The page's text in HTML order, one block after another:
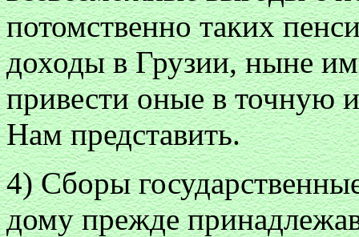
потомственно таких
доходы в Грузии, ныне
привести оные в точную
Нам представить.
4) Сборы
дому прежде